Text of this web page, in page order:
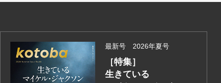
最新号 2026年夏号
［特集］
生きている